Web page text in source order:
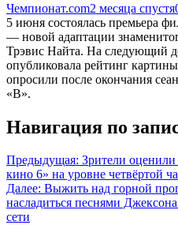
Чемпионат.com2 месяца спустя
5 июня состоялась премьера
— новой адаптации
Трэвис Найта. На следующий
опубликовала рейтинг
опросили после окончания
«В».
Навигация по
Предыдущая: Зрители
кино 6» на уровне четвёртой
Далее: Выжить над горной
насладиться песнями
сети